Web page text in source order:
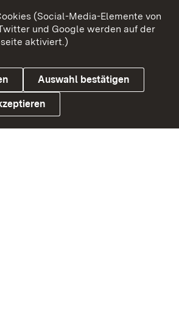
Datenschutz
(Social-Media-Elemente von
und Google werden auf der
aktiviert.)
Auswahl bestätigen